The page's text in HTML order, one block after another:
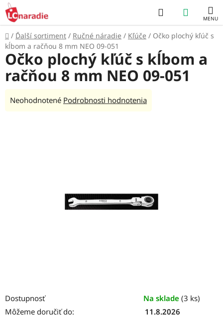
Prejsť
na
obsah
Hľadať
KOŠÍK
Domov
/ Ďalší sortiment / Ručné náradie / Kľúče / Očko plochý kľúč s
kĺbom a račňou 8 mm NEO 09-051
Dostupnosť Na sklade (3 ks)
Môžeme doručiť do:
11.8.2026
Očko plochý kľúč s kĺbom a
račňou 8 mm NEO 09-051
Priemerné
Neohodnotené Podrobnosti hodnotenia